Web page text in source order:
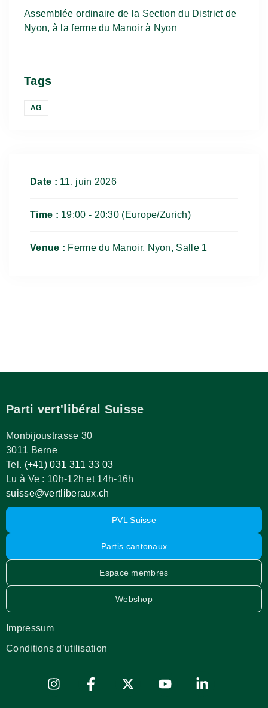
Assemblée ordinaire de la Section du District de
Nyon, à la ferme du Manoir à Nyon
Tags
AG
Date : 11. juin 2026
Time : 19:00 - 20:30 (Europe/Zurich)
Venue : Ferme du Manoir, Nyon, Salle 1
Parti vert'libéral Suisse
Monbijoustrasse 30
3011 Berne
Tel. (+41) 031 311 33 03
Lu à Ve : 10h-12h et 14h-16h
suisse@vertliberaux.ch
Impressum
Conditions d’utilisation
PVL Suisse
Partis cantonaux
Espace membres
Webshop